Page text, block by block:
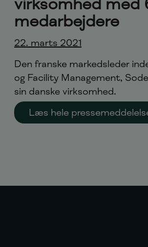
medarbejdere
22. marts 2021
Den franske markedsleder
og Facility Management,
sin danske virksomhed.
Læs hele